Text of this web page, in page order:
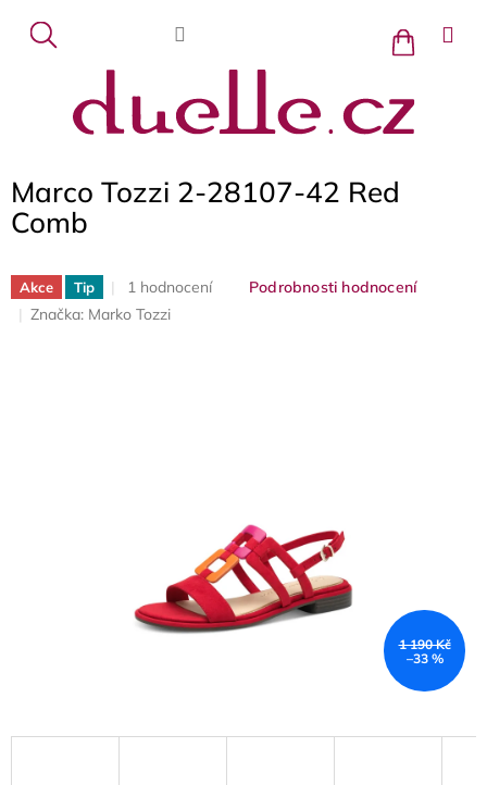
obsah
Nákupní
košík
Marco Tozzi 2-28107-42 Red
Comb
Akce Tip
Průměrné
produktu
1 hodnocení
Podrobnosti hodnocení
Značka: Marko Tozzi
1 190 Kč
–33 %